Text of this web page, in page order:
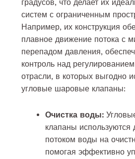
градусов, что делает их
систем с ограниченным
Например, их конструкция
плавное движение потока с
перепадом давления,
контроль над
отрасли, в которых выгодно
угловые шаровые клапаны:
Очистка воды:
клапаны используются
потоком воды на
помогая эффективно